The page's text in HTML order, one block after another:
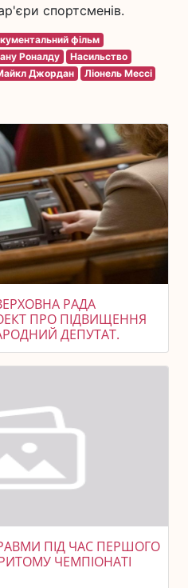
спортсменів.
фільм
Роналду
Насильство
Джордан Ліонель Мессі
РАДА
ПРО ПІДВИЩЕННЯ
ДЕПУТАТ.
ПІД ЧАС ПЕРШОГО
ЧЕМПІОНАТІ